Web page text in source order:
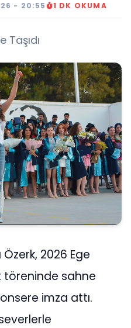
- 20:55 1 DK OKUMA
2026 Ege
töreninde sahne
imza attı.